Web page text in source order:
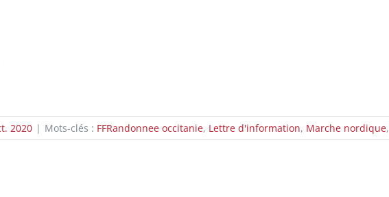
2020 | Mots-clés : FFRandonnee occitanie, Lettre d'information, Marche nordique,